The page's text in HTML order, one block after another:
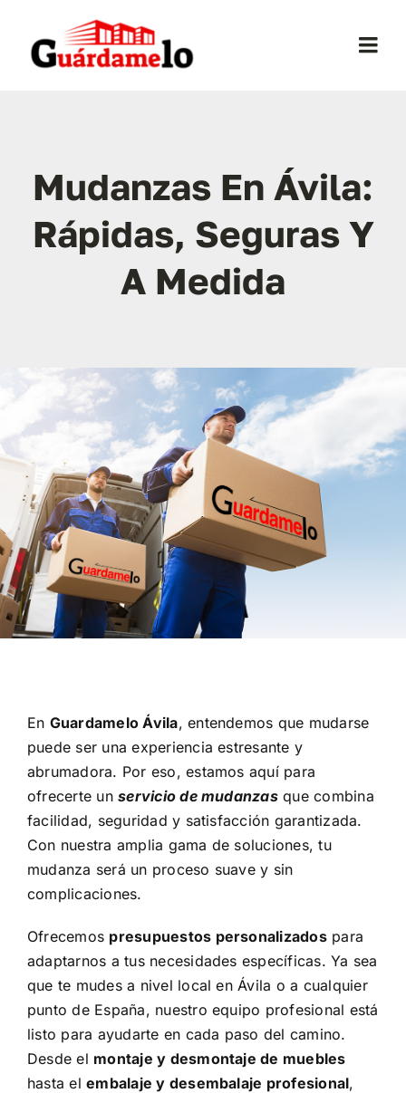
contenido
Opiniones
Trasteros
Contacto
Mi cuenta
Carrito
Mudanzas En Ávila:
Rápidas, Seguras Y
A Medida
En Guardamelo Ávila, entendemos que mudarse
puede ser una experiencia estresante y
abrumadora. Por eso, estamos aquí para
ofrecerte unservicio de mudanzasque combina
facilidad, seguridad y satisfacción garantizada.
Con nuestra amplia gama de soluciones, tu
mudanza será un proceso suave y sin
complicaciones.
Ofrecemos presupuestos personalizadospara
adaptarnos a tus necesidades específicas. Ya sea
que te mudes a nivel local en Ávila o a cualquier
punto de España, nuestro equipo profesional está
listo para ayudarte en cada paso del camino.
Desde el montaje y desmontaje de muebles
hasta elembalaje y desembalaje profesional,